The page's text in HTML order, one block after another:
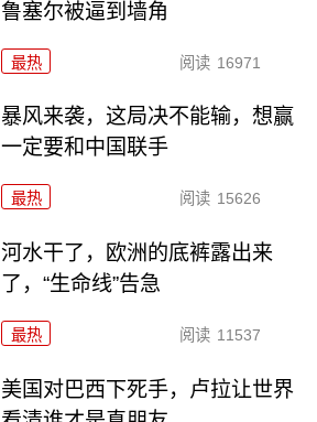
鲁塞尔被逼到墙角
最热 阅读 16971
暴风来袭，这局决不能输，想赢
一定要和中国联手
最热 阅读 15626
河水干了，欧洲的底裤露出来
了，“生命线”告急
最热 阅读 11537
美国对巴西下死手，卢拉让世界